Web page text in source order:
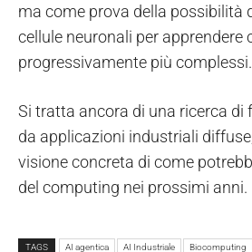
ma come prova della possibilità
cellule neuronali per apprendere
progressivamente più complessi.
Si tratta ancora di una ricerca di
da applicazioni industriali
visione concreta di come
del computing nei prossimi anni.
TAGS AI agentica AI Industriale Biocomputing